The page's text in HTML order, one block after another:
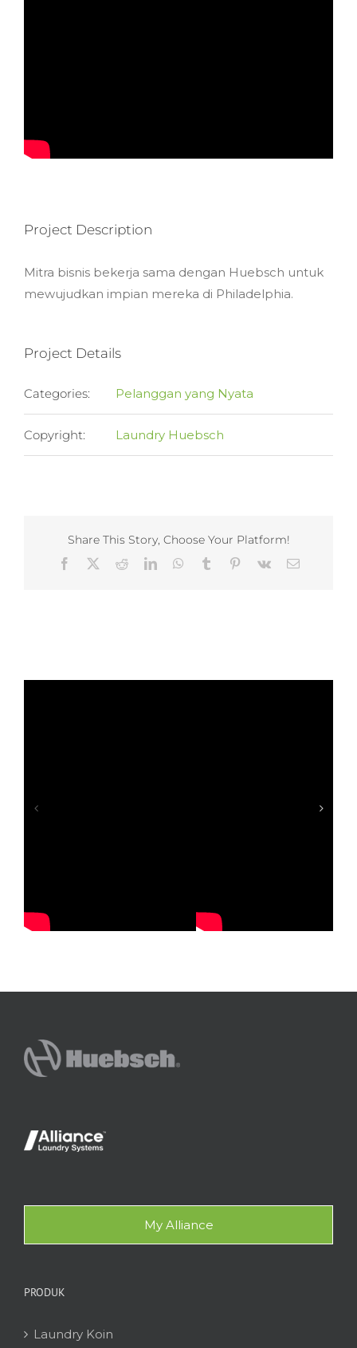
Project Description
Mitra bisnis bekerja sama dengan Huebsch untuk
mewujudkan impian mereka di Philadelphia.
Project Details
Categories: Pelanggan yang Nyata
Copyright: Laundry Huebsch
Share This Story, Choose Your Platform!
Facebook RedditLinkedInWhatsApp
Tumblr Pinterest
Vk Email
My Alliance
PRODUK
Laundry Koin